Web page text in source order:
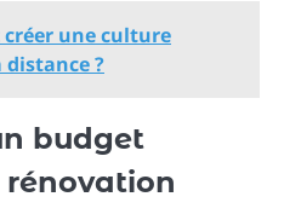
une culture
?
budget